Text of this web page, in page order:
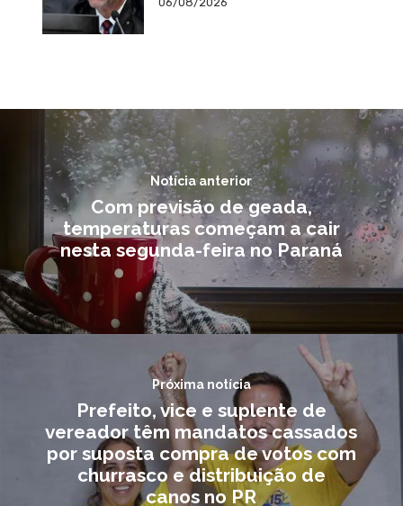
Notícia anterior
Com previsão de geada,
temperaturas começam a cair
nesta segunda-feira no Paraná
Próxima notícia
Prefeito, vice e suplente de
vereador têm mandatos cassados
por suposta compra de votos com
churrasco e distribuição de
canos no PR